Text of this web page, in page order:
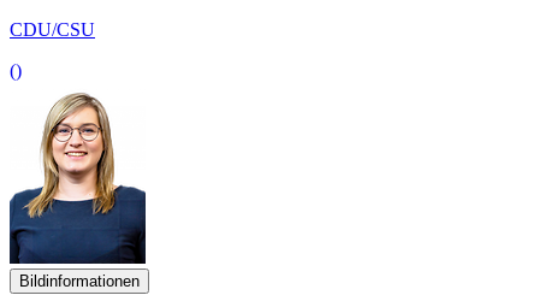
CDU/CSU
()
Bildinformationen